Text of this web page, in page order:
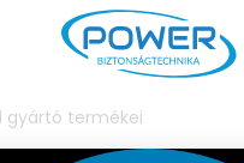
gyártó termékei